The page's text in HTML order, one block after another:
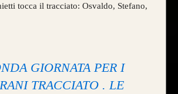
tocca il tracciato: Osvaldo, Stefano,
GIORNATA PER I
TRACCIATO . LE